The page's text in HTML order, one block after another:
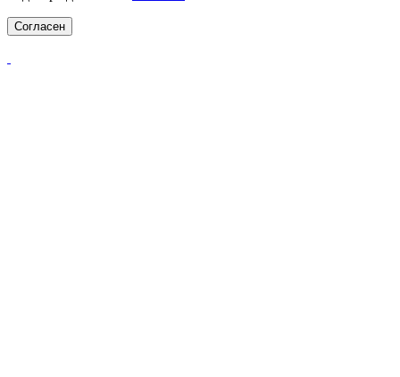
Согласен